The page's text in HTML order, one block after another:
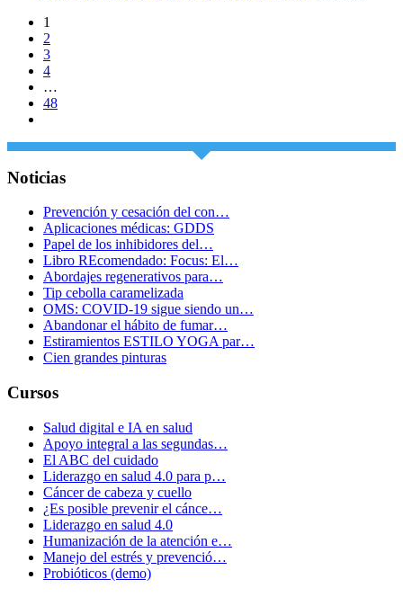
1
2
3
4
…
48
Noticias
Prevención y cesación del con…
Aplicaciones médicas: GDDS
Papel de los inhibidores del…
Libro REcomendado: Focus: El…
Abordajes regenerativos para…
Tip cebolla caramelizada
OMS: COVID-19 sigue siendo un…
Abandonar el hábito de fumar…
Estiramientos ESTILO YOGA par…
Cien grandes pinturas
Cursos
Salud digital e IA en salud
Apoyo integral a las segundas…
El ABC del cuidado
Liderazgo en salud 4.0 para p…
Cáncer de cabeza y cuello
¿Es posible prevenir el cánce…
Liderazgo en salud 4.0
Humanización de la atención e…
Manejo del estrés y prevenció…
Probióticos (demo)